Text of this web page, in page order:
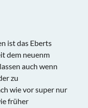
ist das Eberts
dem neuenm
auch wenn
zu
wie vor super nur
früher